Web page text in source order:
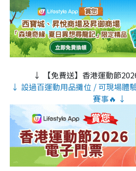
↓ 【免費送】香港運動節
↓ 設過百運動用品攤位 / 可現場體
賽事🔥 ↓